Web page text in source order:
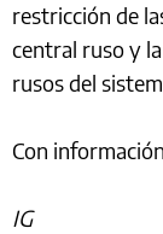
restricción de
central ruso y
rusos del
Con
IG